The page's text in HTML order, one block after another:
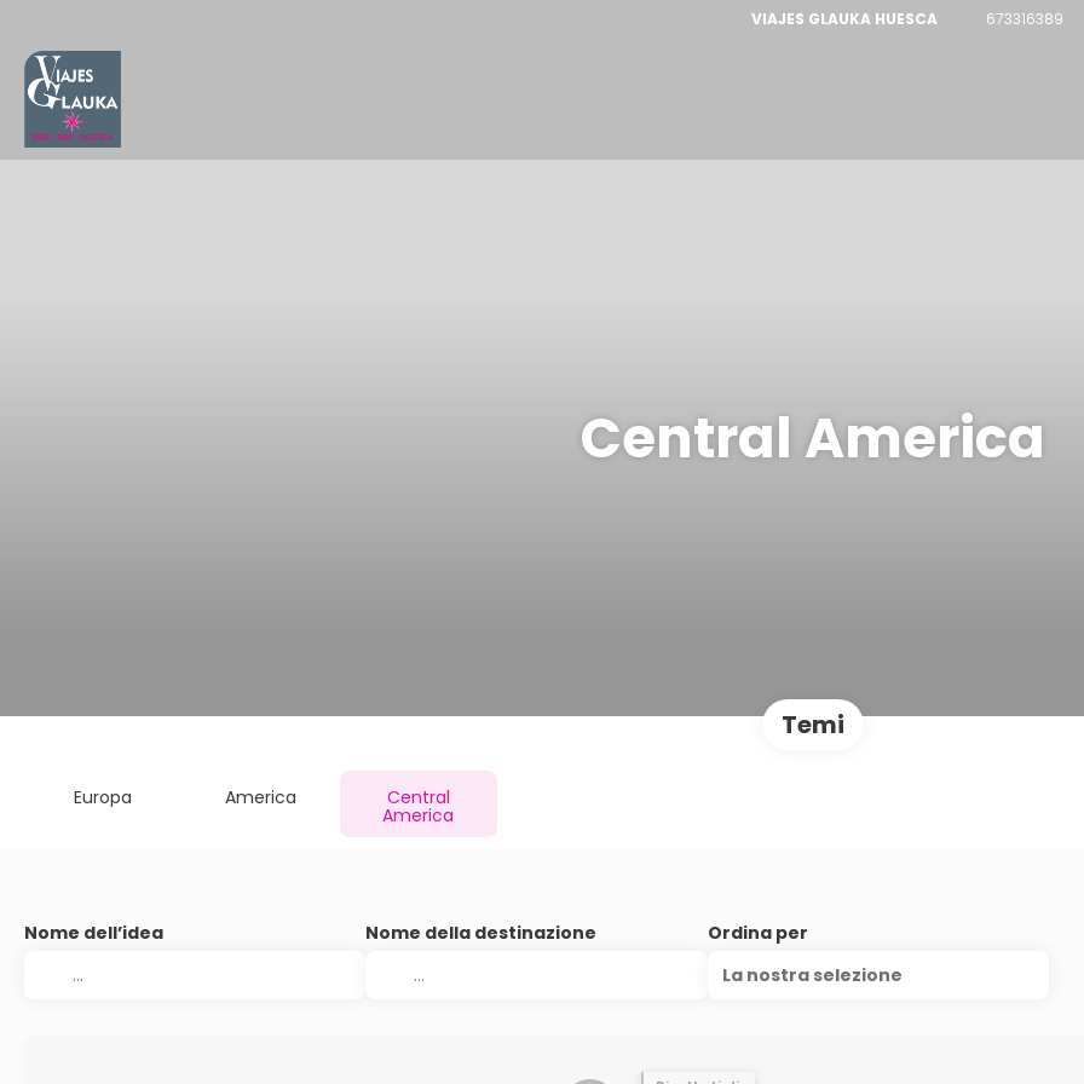
VIAJES GLAUKA HUESCA 673316389
Central America
Temi
Europa America Central
America
Nome dell’idea Nome della destinazione
Ordina per
La nostra selezione